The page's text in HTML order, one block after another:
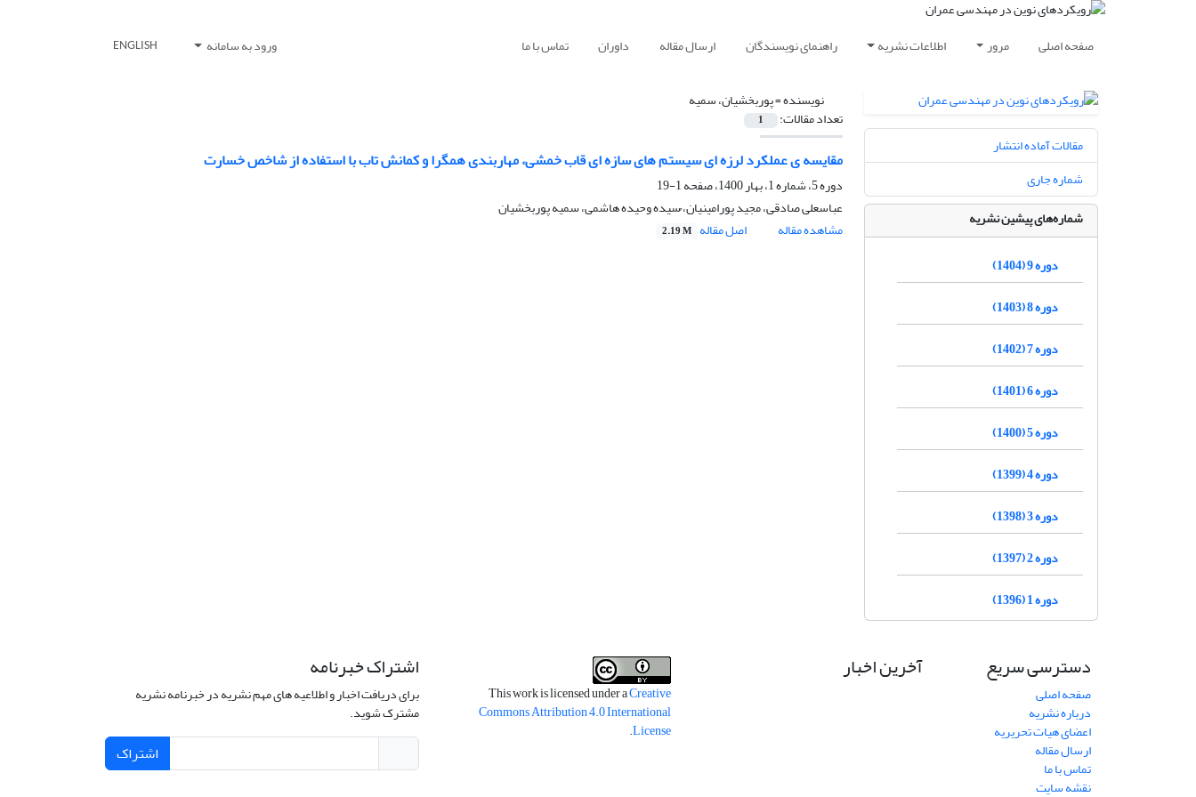
صفحه اصلی مرور اطلاعات نشریه راهنمای نویسندگان ارسال مقاله داوران تماس با ما ورود به سامانه ENGLISH
نویسنده =پوربخشیان، سمیه
تعداد مقالات: 1
مقایسه ی عملکرد لرزه ای سیستم های سازه ای قاب خمشی، مهاربندی همگرا و کمانش تاب با استفاده از شاخص خسارت
دوره 5، شماره 1، بهار 1400، صفحه
1-19
عباسعلی صادقی، مجید پورامینیان، ُسیده وحیده هاشمی، سمیه پوربخشیان
مشاهده مقاله
اصل مقاله 2.19 M
مقالات آماده انتشار
شماره جاری
شماره‌های پیشین نشریه
دوره 9 (1404)
دوره 8 (1403)
دوره 7 (1402)
دوره 6 (1401)
دوره 5 (1400)
دوره 4 (1399)
دوره 3 (1398)
دوره 2 (1397)
دوره 1 (1396)
دسترسی سریع
صفحه اصلی
درباره نشریه
اعضای هیات تحریریه
ارسال مقاله
تماس با ما
نقشه سایت
آخرین اخبار
This work is licensed under aCreative
Commons Attribution 4.0 International
License
.
اشتراک خبرنامه
برای دریافت اخبار و اطلاعیه های مهم نشریه در خبرنامه نشریه
مشترک شوید.
اشتراک